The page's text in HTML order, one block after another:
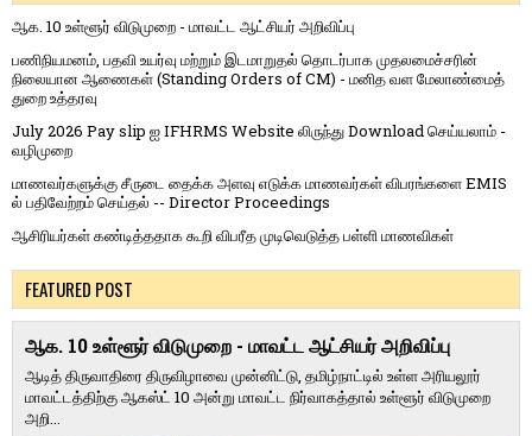
ஆக. 10 உள்ளூர் விடுமுறை - மாவட்ட ஆட்சியர் அறிவிப்பு
பணிநியமனம், பதவி உயர்வு மற்றும் இடமாறுதல் தொடர்பாக முதலமைச்சரின்
நிலையான ஆணைகள் (Standing Orders of CM) - மனித வள மேலாண்மைத்
துறை உத்தரவு
July 2026 Pay slip ஐ IFHRMS Website லிருந்து Download செய்யலாம் -
வழிமுறை
மாணவர்களுக்கு சீருடை தைக்க அளவு எடுக்க மாணவர்கள் விபரங்களை EMIS
ல் பதிவேற்றம் செய்தல் -- Director Proceedings
ஆசிரியர்கள் கண்டித்ததாக கூறி விபரீத முடிவெடுத்த பள்ளி மாணவிகள்
FEATURED POST
ஆக. 10 உள்ளூர் விடுமுறை - மாவட்ட ஆட்சியர் அறிவிப்பு
ஆடித் திருவாதிரை திருவிழாவை முன்னிட்டு, தமிழ்நாட்டில் உள்ள அரியலூர்
மாவட்டத்திற்கு ஆகஸ்ட் 10 அன்று மாவட்ட நிர்வாகத்தால் உள்ளூர் விடுமுறை
அறி...